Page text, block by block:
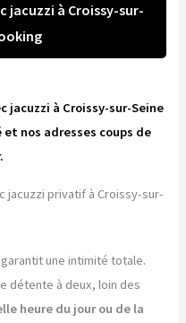
jacuzzi à Croissy-sur-
jacuzzi à Croissy-sur-Seine
nos adresses coups de
jacuzzi privatif à Croissy-sur-
une intimité totale.
détente à deux, loin des
heure du jour ou de la